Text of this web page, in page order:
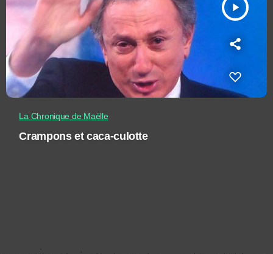
play_arrow
La Chronique de Maëlle
Crampons et caca-culotte